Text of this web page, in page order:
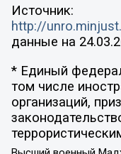
Источник:
http://
данные на
* Единый
том числе
организаций,